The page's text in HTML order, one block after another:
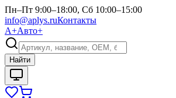
Пн–Пт 9:00–18:00, Сб 10:00–15:00
info@aplys.ruКонтакты
А+Авто+
Найти